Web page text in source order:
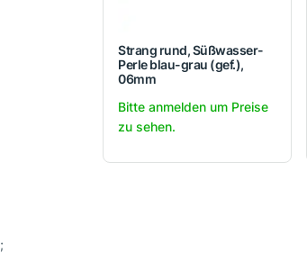
Strang rund, Süßwasser-
Perle blau-grau (gef.),
06mm
Bitte anmelden um Preise
zu sehen.
;